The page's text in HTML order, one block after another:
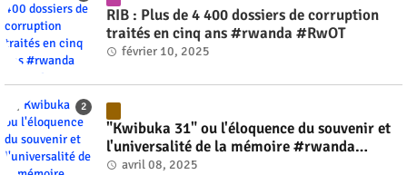
RIB : Plus de 4 400 dossiers de corruption
traités en cinq ans #rwanda #RwOT
février 10, 2025
"Kwibuka 31" ou l'éloquence du souvenir et
l'universalité de la mémoire #rwanda
#RwOT
avril 08, 2025